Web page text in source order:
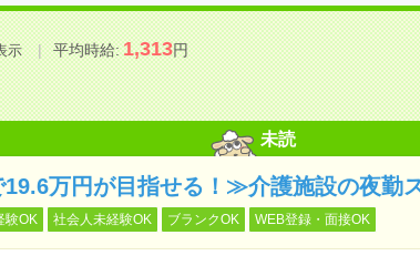
示 平均時給:1,313円
未読
万円が目指せる！≫介護施設の夜勤
験OK 社会人未経験OK ブランクOK WEB登録・面接OK